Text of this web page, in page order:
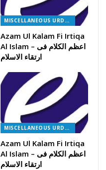
MISCELLANEOUS URDU BOOKS
Azam Ul Kalam Fi Irtiqa
Al Islam – اعظم الکلام فی
ارتقاء الاسلام
MISCELLANEOUS URDU BOOKS
Azam Ul Kalam Fi Irtiqa
Al Islam – اعظم الکلام فی
ارتقاء الاسلام